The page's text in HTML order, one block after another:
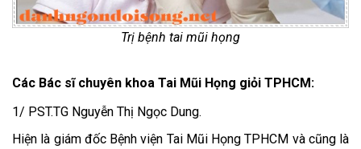
Trị bệnh tai mũi họng
Các Bác sĩ chuyên khoa Tai Mũi Họng giỏi TPHCM:
​1/ PST.TG Nguyễn Thị Ngọc Dung.
Hiện là giám đốc Bệnh viện Tai Mũi Họng TPHCM và cũng là